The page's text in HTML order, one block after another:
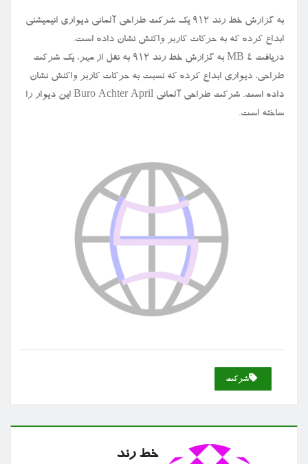
به گزارش خط رند ۹۱۲ یک شرکت طراحی آلمانی دیواری انیمیشنی
ابداع کرده که به حرکات کاربر واکنش نشان داده است.
دریافت ۴ MB به گزارش خط رند ۹۱۲ به نقل از مهر، یک شرکت
طراحی، دیواری ابداع کرده که نسبت به حرکات کاربر واکنش نشان
داده است. شرکت طراحی آلمانی Buro Achter April این دیوار را
ساخته است.
شركت
خط رند